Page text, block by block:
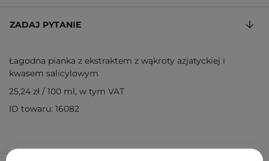
ZADAJ PYTANIE
Łagodna pianka z ekstraktem z wąkroty azjatyckiej i
kwasem salicylowym
25,24 zł / 100 ml, w tym VAT
ID towaru: 16082